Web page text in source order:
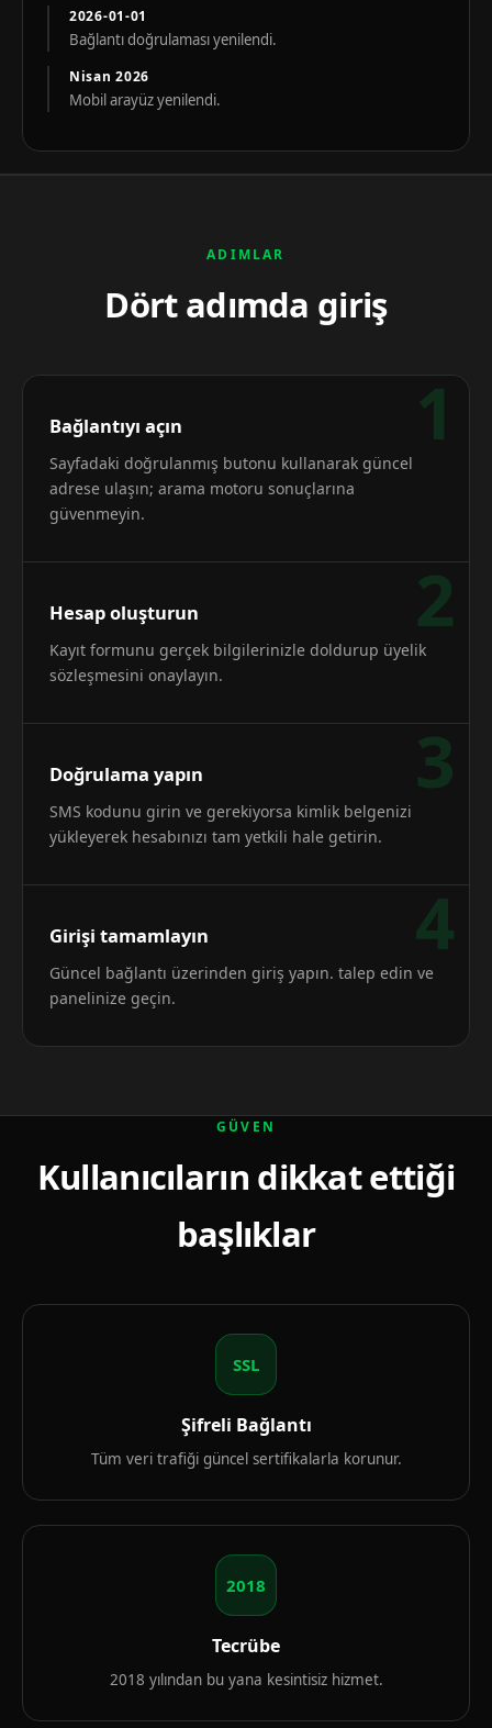
2026-01-01
Bağlantı doğrulaması yenilendi.
Nisan 2026
Mobil arayüz yenilendi.
ADIMLAR
Dört adımda giriş
1
Bağlantıyı açın
Sayfadaki doğrulanmış butonu kullanarak güncel
adrese ulaşın; arama motoru sonuçlarına
güvenmeyin.
2
Hesap oluşturun
Kayıt formunu gerçek bilgilerinizle doldurup üyelik
sözleşmesini onaylayın.
3
Doğrulama yapın
SMS kodunu girin ve gerekiyorsa kimlik belgenizi
yükleyerek hesabınızı tam yetkili hale getirin.
4
Girişi tamamlayın
Güncel bağlantı üzerinden giriş yapın. talep edin ve
panelinize geçin.
GÜVEN
Kullanıcıların dikkat ettiği
başlıklar
SSL
Şifreli Bağlantı
Tüm veri trafiği güncel sertifikalarla korunur.
2018
Tecrübe
2018 yılından bu yana kesintisiz hizmet.